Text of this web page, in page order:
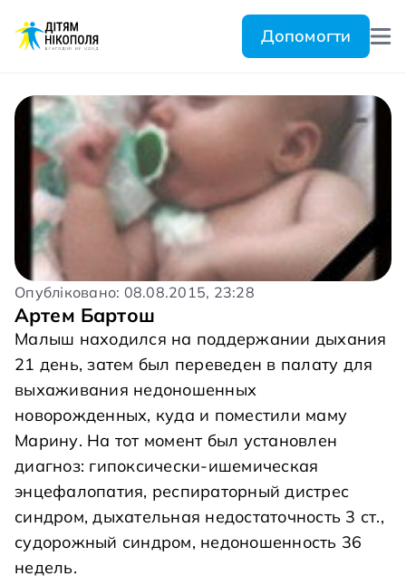
Допомогти
Опубліковано: 08.08.2015, 23:28
Артем Бартош
Малыш находился на поддержании дыхания
21 день, затем был переведен в палату для
выхаживания недоношенных
новорожденных, куда и поместили маму
Марину. На тот момент был установлен
диагноз: гипоксически-ишемическая
энцефалопатия, респираторный дистрес
синдром, дыхательная недостаточность 3 ст.,
судорожный синдром, недоношенность 36
недель.